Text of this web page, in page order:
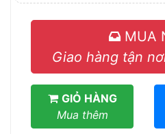
MUA
Giao hàng tận
GIỎ HÀNG
Mua thêm